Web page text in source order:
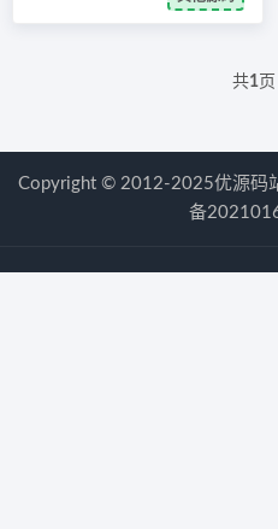
共1 页
Copyright © 2012-2025优源码
备